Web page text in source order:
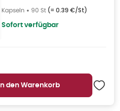
Kapseln • 90 St (= 0.39 €/St)
Sofort verfügbar
In den Warenkorb